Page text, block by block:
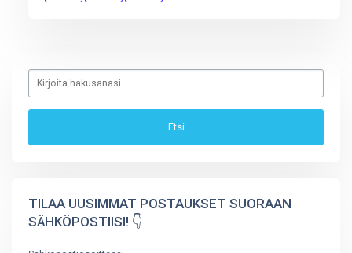
TILAA UUSIMMAT POSTAUKSET SUORAAN
SÄHKÖPOSTIISI! 👇